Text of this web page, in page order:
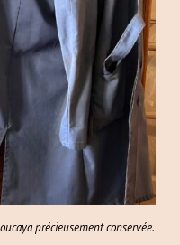
précieusement conservée.